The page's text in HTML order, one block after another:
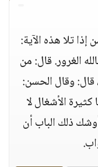
تلا هذه الآية:
الغرور. قال: من
قال: وقال الحسن:
الأشغال لا
ذلك الباب أن